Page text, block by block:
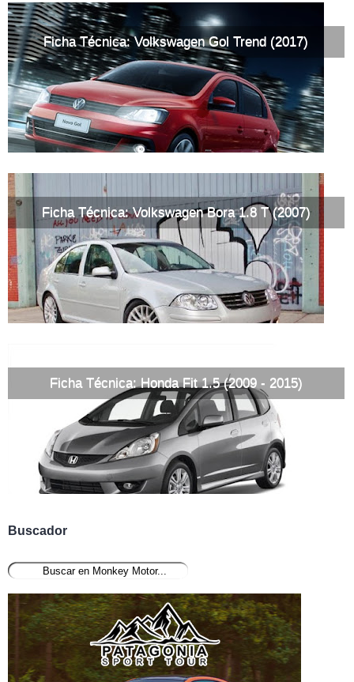
Ficha Técnica: Volkswagen Gol Trend (2017)
Ficha Técnica: Volkswagen Bora 1.8 T (2007)
Ficha Técnica: Honda Fit 1.5 (2009 - 2015)
Buscador